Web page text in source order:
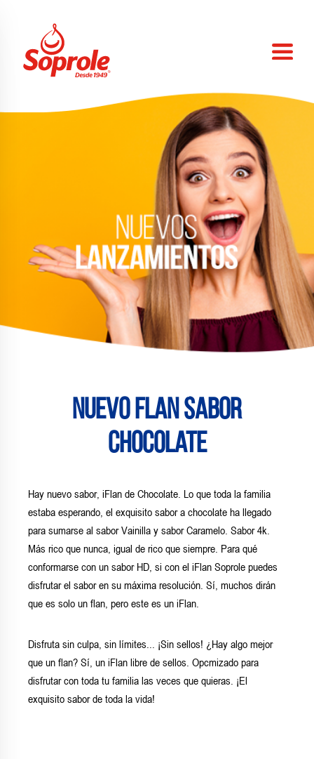
Nuevo Flan Sabor
Chocolate
Hay nuevo sabor, iFlan de Chocolate. Lo que toda la familia
estaba esperando, el exquisito sabor a chocolate ha llegado
para sumarse al sabor Vainilla y sabor Caramelo. Sabor 4k.
Más rico que nunca, igual de rico que siempre. Para qué
conformarse con un sabor HD, si con el iFlan Soprole puedes
disfrutar el sabor en su máxima resolución. Sí, muchos dirán
que es solo un flan, pero este es un iFlan.
Disfruta sin culpa, sin límites... ¡Sin sellos! ¿Hay algo mejor
que un flan? Sí, un iFlan libre de sellos. Opcmizado para
disfrutar con toda tu familia las veces que quieras. ¡El
exquisito sabor de toda la vida!